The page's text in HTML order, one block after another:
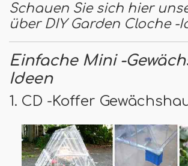
Schauen Sie sich hier
über DIY Garden Cloche -
Einfache Mini -
Ideen
1. CD -Koffer